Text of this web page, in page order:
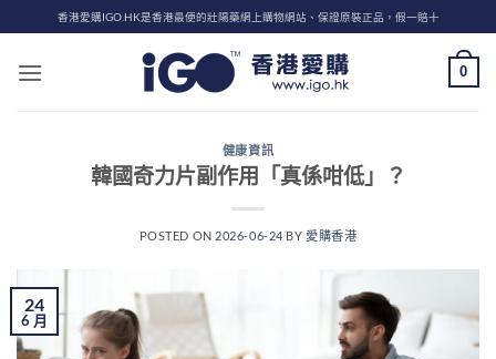
to
content
香港愛購IGO.HK是香港最便的壯陽藥網上購物網站、保證原裝正品，假一賠十
0
健康資訊
韓國奇力片副作用「真係咁低」？
POSTED ON 2026-06-24 BY愛購香港
24
6 月